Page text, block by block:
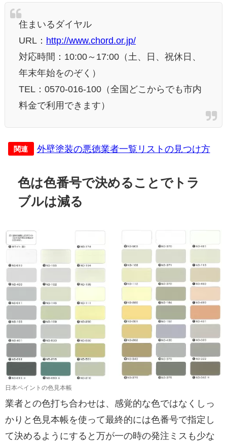
住まいるダイヤル
URL： http://www.chord.or.jp/
対応時間：10:00～17:00（土、日、祝休日、
年末年始をのぞく）
TEL：0570-016-100（全国どこからでも市内
料金で利用できます）
関連 外壁塗装の悪徳業者一覧リストの見つけ方
色は色番号で決めることでトラ
ブルは減る
日本ペイントの色見本帳
業者との色打ち合わせは、感覚的な色ではなくしっ
かりと色見本帳を使って最終的には色番号で指定し
て決めるようにすると万が一の時の発注ミスも少な